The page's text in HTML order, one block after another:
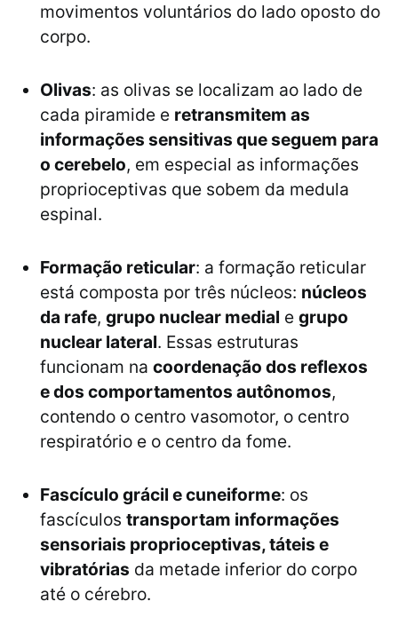
movimentos voluntários do lado oposto do
corpo.
Olivas: as olivas se localizam ao lado de
cada piramide e retransmitem as
informações sensitivas que seguem para
o cerebelo, em especial as informações
proprioceptivas que sobem da medula
espinal.
Formação reticular: a formação reticular
está composta por três núcleos: núcleos
da rafe, grupo nuclear medial e grupo
nuclear lateral. Essas estruturas
funcionam na coordenação dos reflexos
e dos comportamentos autônomos,
contendo o centro vasomotor, o centro
respiratório e o centro da fome.
Fascículo grácil e cuneiforme: os
fascículos transportam informações
sensoriais proprioceptivas, táteis e
vibratórias da metade inferior do corpo
até o cérebro.